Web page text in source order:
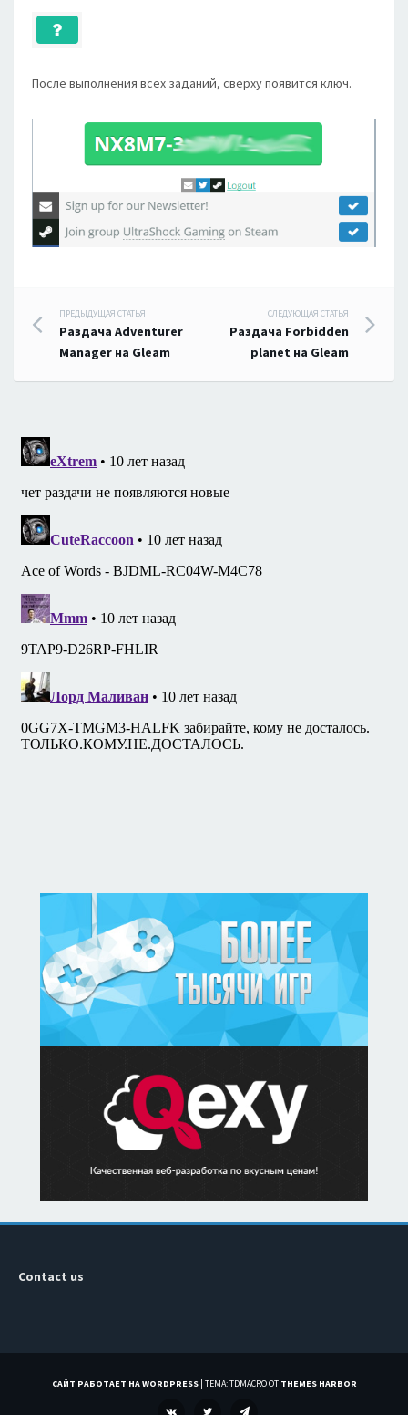
После выполнения всех заданий, сверху появится ключ.
Навигация
по
записям
ПРЕДЫДУЩАЯ СТАТЬЯ
Раздача Adventurer
Manager на Gleam
СЛЕДУЮЩАЯ СТАТЬЯ
Раздача Forbidden
planet на Gleam
Contact us
САЙТ РАБОТАЕТ НА WORDPRESS | ТЕМА: TDMACRO ОТ THEMES HARBOR
TWITTER